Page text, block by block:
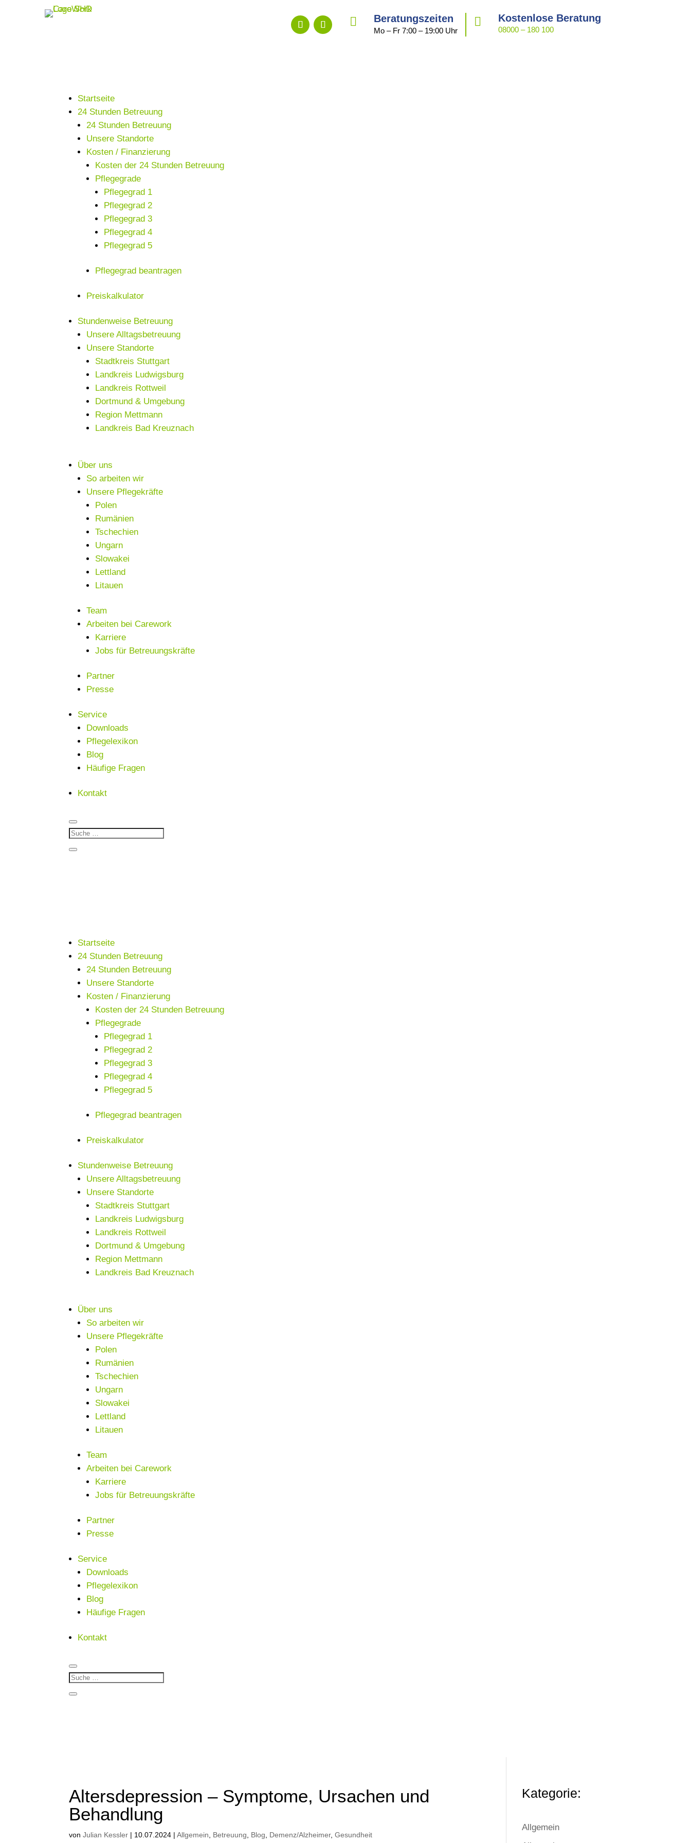
 Beratungszeiten
Mo – Fr 7:00 – 19:00 Uhr
 Kostenlose Beratung
08000 – 180 100
Startseite
24 Stunden Betreuung
24 Stunden Betreuung
Unsere Standorte
Kosten / Finanzierung
Kosten der 24 Stunden Betreuung
Pflegegrade
Pflegegrad 1
Pflegegrad 2
Pflegegrad 3
Pflegegrad 4
Pflegegrad 5
Pflegegrad beantragen
Preiskalkulator
Stundenweise Betreuung
Unsere Alltagsbetreuung
Unsere Standorte
Stadtkreis Stuttgart
Landkreis Ludwigsburg
Landkreis Rottweil
Dortmund & Umgebung
Region Mettmann
Landkreis Bad Kreuznach
Über uns
So arbeiten wir
Unsere Pflegekräfte
Polen
Rumänien
Tschechien
Ungarn
Slowakei
Lettland
Litauen
Team
Arbeiten bei Carework
Karriere
Jobs für Betreuungskräfte
Partner
Presse
Service
Downloads
Pflegelexikon
Blog
Häufige Fragen
Kontakt
Startseite
24 Stunden Betreuung
24 Stunden Betreuung
Unsere Standorte
Kosten / Finanzierung
Kosten der 24 Stunden Betreuung
Pflegegrade
Pflegegrad 1
Pflegegrad 2
Pflegegrad 3
Pflegegrad 4
Pflegegrad 5
Pflegegrad beantragen
Preiskalkulator
Stundenweise Betreuung
Unsere Alltagsbetreuung
Unsere Standorte
Stadtkreis Stuttgart
Landkreis Ludwigsburg
Landkreis Rottweil
Dortmund & Umgebung
Region Mettmann
Landkreis Bad Kreuznach
Über uns
So arbeiten wir
Unsere Pflegekräfte
Polen
Rumänien
Tschechien
Ungarn
Slowakei
Lettland
Litauen
Team
Arbeiten bei Carework
Karriere
Jobs für Betreuungskräfte
Partner
Presse
Service
Downloads
Pflegelexikon
Blog
Häufige Fragen
Kontakt
Altersdepression – Symptome, Ursachen und
Behandlung
vonJulian Kessler | 10.07.2024 |Allgemein Betreuung Blog Demenz/Alzheimer,Gesundheit
Kategorie:
Allgemein